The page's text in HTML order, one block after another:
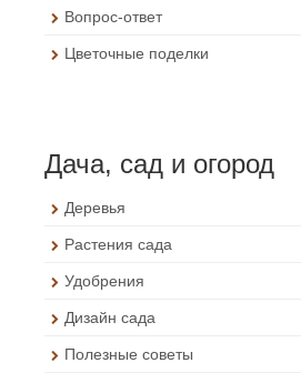
Вопрос-ответ
Цветочные поделки
Дача, сад и огород
Деревья
Растения сада
Удобрения
Дизайн сада
Полезные советы